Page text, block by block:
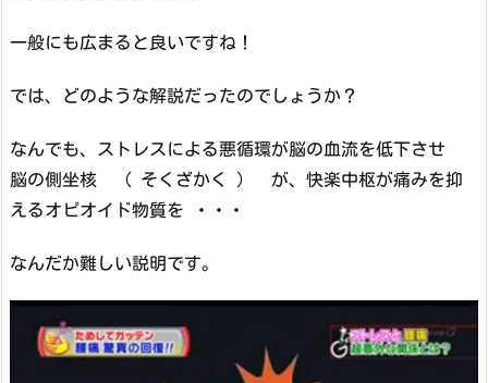
一般にも広まると良いですね！
では、どのような解説だったのでしょうか？
なんでも、ストレスによる悪循環が脳の血流を低下させ
脳の側坐核 （ そくざかく ） が、快楽中枢が痛みを抑
えるオピオイド物質を ・・・
なんだか難しい説明です。